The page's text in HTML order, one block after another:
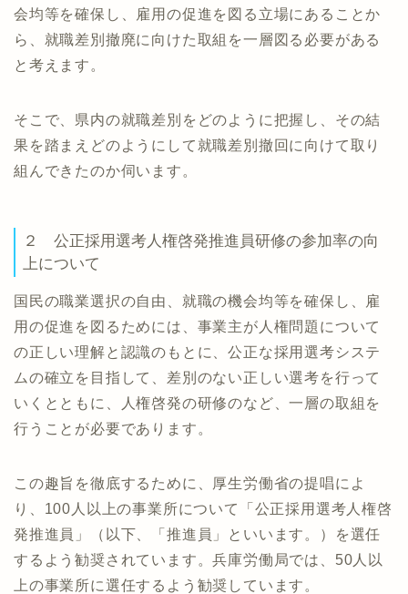
会均等を確保し、雇用の促進を図る立場にあることか
ら、就職差別撤廃に向けた取組を一層図る必要がある
と考えます。
そこで、県内の就職差別をどのように把握し、その結
果を踏まえどのようにして就職差別撤回に向けて取り
組んできたのか伺います。
２ 公正採用選考人権啓発推進員研修の参加率の向
上について
国民の職業選択の自由、就職の機会均等を確保し、雇
用の促進を図るためには、事業主が人権問題について
の正しい理解と認識のもとに、公正な採用選考システ
ムの確立を目指して、差別のない正しい選考を行って
いくとともに、人権啓発の研修のなど、一層の取組を
行うことが必要であります。
この趣旨を徹底するために、厚生労働省の提唱によ
り、100人以上の事業所について「公正採用選考人権啓
発推進員」（以下、「推進員」といいます。）を選任
するよう勧奨されています。兵庫労働局では、50人以
上の事業所に選任するよう勧奨しています。